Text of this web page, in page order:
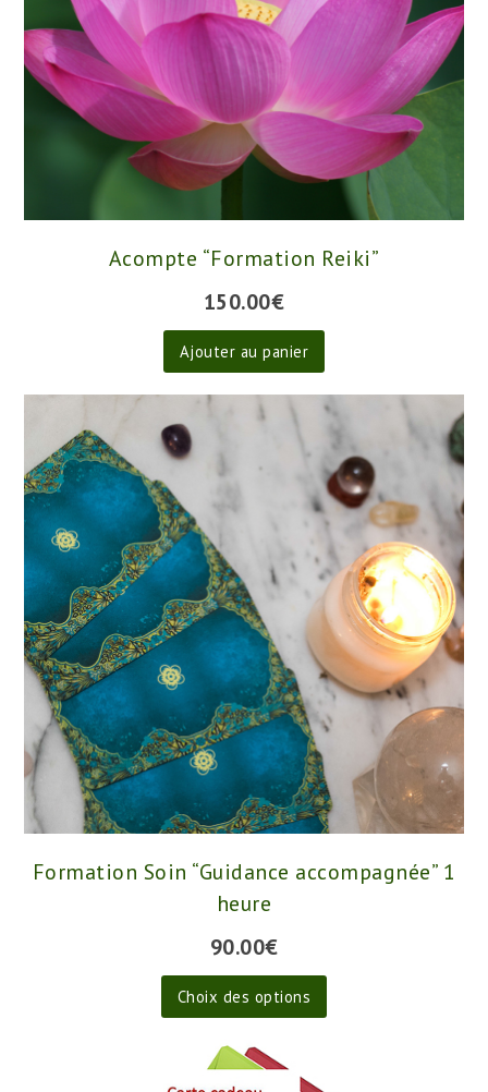
Acompte “Formation Reiki”
150.00€
Ajouter au panier
Formation Soin “Guidance accompagnée” 1
heure
90.00€
Choix des options
Ce